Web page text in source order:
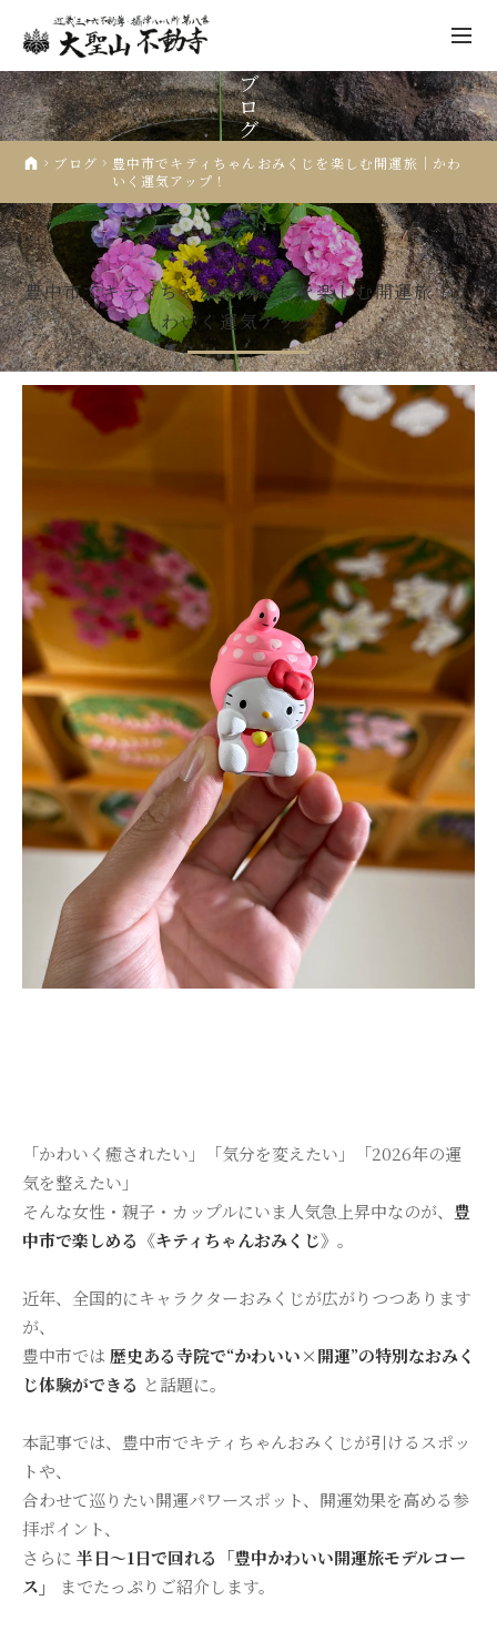
不動寺について
祈願
先祖供養
年中行事
仏像彫刻
人形供養
永代供養・納骨
ブログ
アクセス
お問い合わせ
ブ
ロ
グ
ブログ
豊中市でキティちゃんおみくじを楽しむ開運旅｜かわ
いく運気アップ！
行事報告 2025.12.05
豊中市でキティちゃんおみくじを楽しむ開運旅｜か
わいく運気アップ！
「かわいく癒されたい」「気分を変えたい」「2026年の運
気を整えたい」
そんな女性・親子・カップルにいま人気急上昇中なのが、 豊
中市で楽しめる《キティちゃんおみくじ》 。
近年、全国的にキャラクターおみくじが広がりつつあります
が、
豊中市では 歴史ある寺院で“かわいい×開運”の特別なおみく
じ体験ができる と話題に。
本記事では、豊中市でキティちゃんおみくじが引けるスポッ
トや、
合わせて巡りたい開運パワースポット、開運効果を高める参
拝ポイント、
さらに 半日〜1日で回れる「豊中かわいい開運旅モデルコー
ス」
までたっぷりご紹介します。